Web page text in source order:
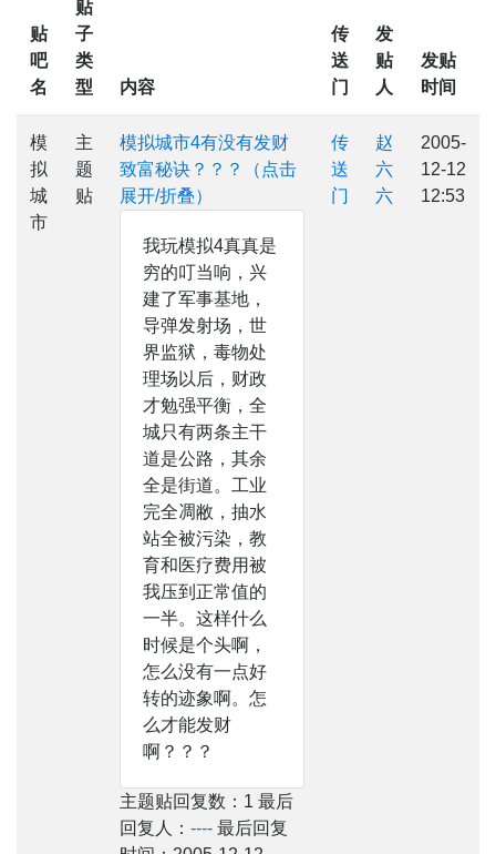
贴
吧
名
贴
子
类
型
内容
传
送
门
发
贴
人
发贴
时间
模
拟
城
市
主
题
贴
模拟城市4有没有发财
致富秘诀？？？（点击
展开/折叠）
我玩模拟4真真是
穷的叮当响，兴
建了军事基地，
导弹发射场，世
界监狱，毒物处
理场以后，财政
才勉强平衡，全
城只有两条主干
道是公路，其余
全是街道。工业
完全凋敝，抽水
站全被污染，教
育和医疗费用被
我压到正常值的
一半。这样什么
时候是个头啊，
怎么没有一点好
转的迹象啊。怎
么才能发财
啊？？？
主题贴回复数：1 最后
回复人： ---- 最后回复
传
送
门
赵
六
六
2005-
12-12
12:53